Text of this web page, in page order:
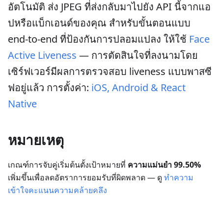
อัตโนมัติ ส่ง JPEG ที่ส่งกลับมาไปยัง API นี้จากแอ
ปหรือแบ็กเอนด์ของคุณ สำหรับขั้นตอนแบบ
end-to-end ที่ป้องกันการปลอมแปลง ให้ใช้ Face
Active Liveness — การตัดสินใจที่ลงนามโดย
เซิร์ฟเวอร์มีผลการตรวจสอบ liveness แบบพาสซี
ฟอยู่แล้ว การตั้งค่า: iOS, Android & React
Native
หมายเหตุ
เกณฑ์การจับคู่เริ่มต้นตั้งเป้าหมายที่ ความแม่นยำ 99.50%
เพิ่มขึ้นเพื่อลดอัตราการยอมรับที่ผิดพลาด — ดูทำความ
เข้าใจคะแนนความคล้ายคลึง